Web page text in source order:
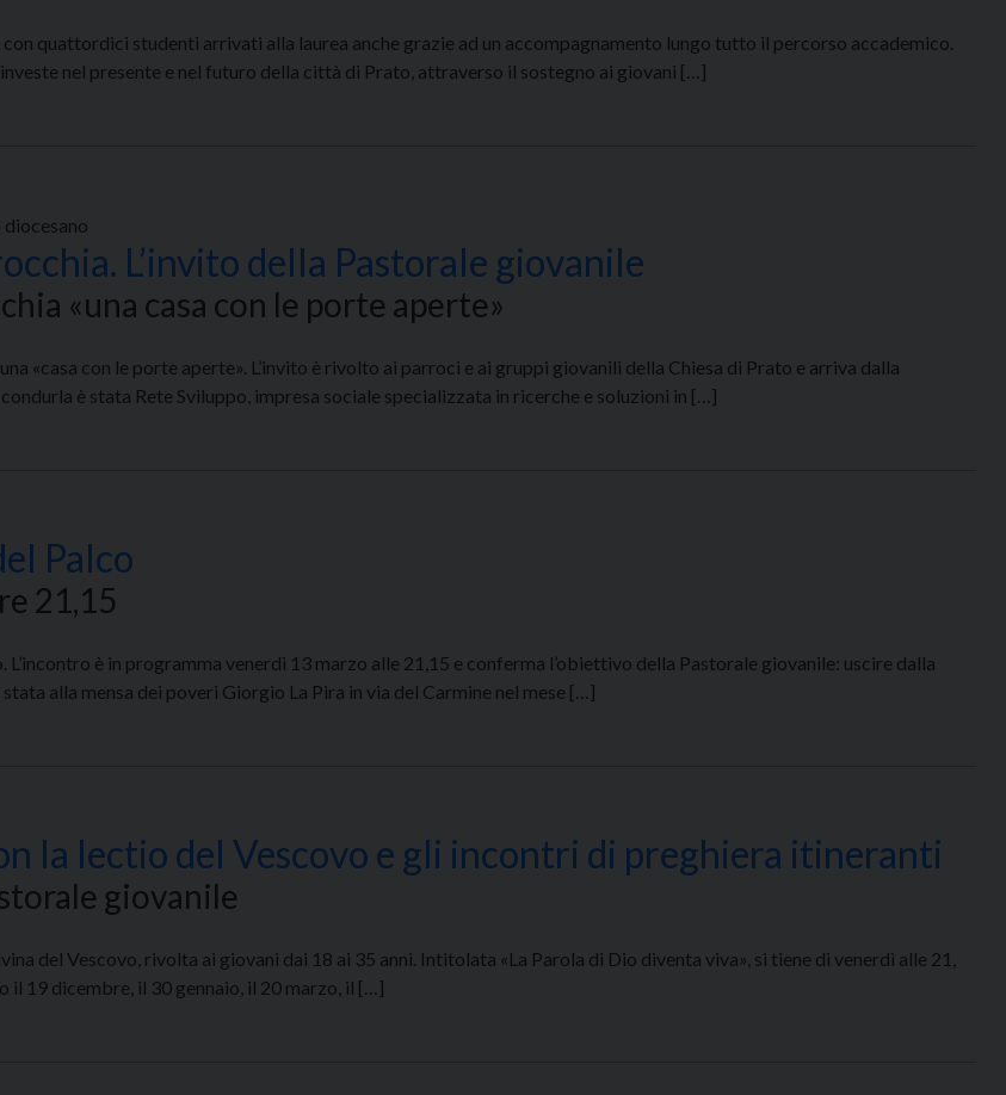
quattordici studenti arrivati alla laurea anche grazie ad un accompagnamento lungo tutto il percorso accademico.
nel presente e nel futuro della città di Prato, attraverso il sostegno ai giovani […]
L’invito della Pastorale giovanile
«una casa con le porte aperte»
«casa con le porte aperte». L’invito è rivolto ai parroci e ai gruppi giovanili della Chiesa di Prato e arriva dalla
è stata Rete Sviluppo, impresa sociale specializzata in ricerche e soluzioni in […]
Palco
21,15
è in programma venerdì 13 marzo alle 21,15 e conferma l’obiettivo della Pastorale giovanile: uscire dalla
alla mensa dei poveri Giorgio La Pira in via del Carmine nel mese […]
la lectio del Vescovo e gli incontri di preghiera itineranti
giovanile
del Vescovo, rivolta ai giovani dai 18 ai 35 anni. Intitolata «La Parola di Dio diventa viva», si tiene di venerdì alle 21,
il 19 dicembre, il 30 gennaio, il 20 marzo, il […]